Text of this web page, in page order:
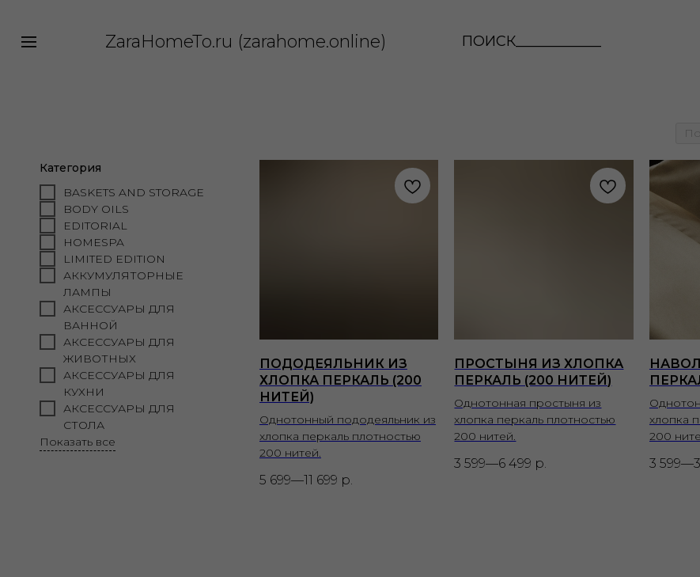
||| ПОИСК____________
ZaraHomeTo.ru (zarahome.online)
Категория
BASKETS AND STORAGE
BODY OILS
EDITORIAL
HOMESPA
LIMITED EDITION
АККУМУЛЯТОРНЫЕ
ЛАМПЫ
АКСЕССУАРЫ ДЛЯ
ВАННОЙ
АКСЕССУАРЫ ДЛЯ
ЖИВОТНЫХ
АКСЕССУАРЫ ДЛЯ
КУХНИ
АКСЕССУАРЫ ДЛЯ
СТОЛА
Показать все
ПОДОДЕЯЛЬНИК ИЗ
ХЛОПКА ПЕРКАЛЬ (200
НИТЕЙ)
Однотонный пододеяльник из
хлопка перкаль плотностью
200 нитей.
5 699—11 699 р.
ПРОСТЫНЯ ИЗ ХЛОПКА
ПЕРКАЛЬ (200 НИТЕЙ)
Однотонная простыня из
хлопка перкаль плотностью
200 нитей.
3 599—6 499 р.
хлопка
200
3